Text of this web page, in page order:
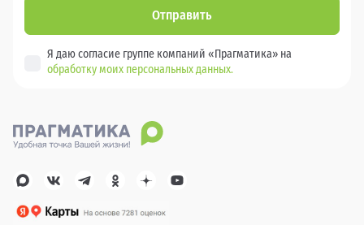
Отправить
Я даю согласие группе компаний «Прагматика» на
обработку моих персональных данных.